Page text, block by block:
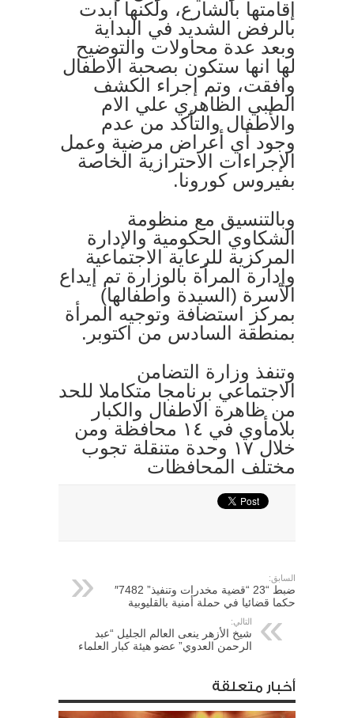
إقامتها بالشارع، ولكنها أبدت
بالرفض الشديد في البداية
وبعد عدة محاولات والتوضيح
لها انها ستكون بصحبة الاطفال
وافقت، وتم إجراء الكشف
الطبي الظاهري علي الام
والأطفال والتأكد من عدم
وجود أي أعراض مرضية وعمل
الإجراءات الاحترازية الخاصة
بفيروس كورونا.
وبالتنسيق مع منظومة
الشكاوي الحكومية والإدارة
المركزية للرعاية الاجتماعية
وإدارة المرأة بالوزارة تم إيداع
الأسرة (السيدة واطفالها)
بمركز استضافة وتوجيه المرأة
بمنطقة السادس من اكتوبر.
وتنفذ وزارة التضامن
الاجتماعي برنامجا متكاملا للحد
من ظاهرة الاطفال والكبار
بلامأوي في ١٤ محافظة ومن
خلال ١٧ وحدة متنقلة تجوب
مختلف المحافظات
السابق:
ضبط “23 “قضية مخدرات وتنفيذ” 7482″
حكما قضائيا في حملة أمنية بالقليوبية
التالي:
شيخ الأزهر ينعى العالم الجليل “عبد
الرحمن العدوي” عضو هيئة كبار العلماء
أخبار متعلقة